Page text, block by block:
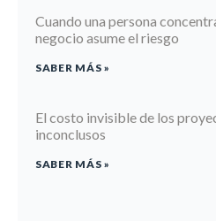
Cuando una persona
negocio asume el riesgo
SABER MÁS »
El costo invisible de los
inconclusos
SABER MÁS »